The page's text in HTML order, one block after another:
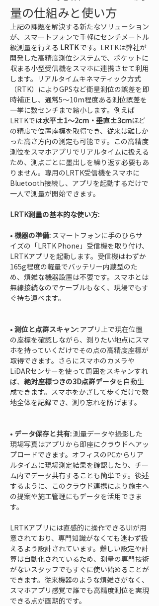
量の仕組みと使い方
上記の課題を解決する新たなソリューション
が、スマートフォンで手軽にセンチメートル
級測量を行える LRTK です。LRTKは弊社が
開発した高精度測位システムで、ポケットに
収まる小型受信機をスマホに連携させて利用
します。リアルタイムキネマティック方式
（RTK）によりGPSなど衛星測位の誤差を即
時補正し、通常5～10m程度ある測位誤差を
一挙に数センチまで縮小します。例えば
LRTKでは水平±1～2cm・垂直±3cmほど
の精度で位置座標を取得でき、従来は難しか
った高さ方向の測定も可能です。この高精度
測位をスマホアプリでリアルタイムに扱える
ため、測点ごとに墨出しを繰り返す必要もあ
りません。専用のLRTK受信機をスマホに
Bluetooth接続し、アプリを起動するだけで
一人で測量が開始できます。
LRTK測量の基本的な使い方:
• 機器の準備: スマートフォンに手のひらサ
イズの「LRTK Phone」受信機を取り付け、
LRTKアプリを起動します。受信機はわずか
165g程度の軽量でバッテリー内蔵型のた
め、煩雑な機器設置は不要です。スマホとは
無線接続なのでケーブルもなく、現場でもす
ぐ持ち運べます。
• 測位と点群スキャン: アプリ上で現在位置
の座標を確認しながら、測りたい地点にスマ
ホを持っていくだけでその点の高精度座標が
取得できます。さらにスマホのカメラや
LiDARセンサーを使って周囲をスキャンすれ
ば、 絶対座標つきの3D点群データを自動生
成できます。スマホをかざして歩くだけで敷
地全体を記録でき、測り忘れを防げます。
• データ保存と共有: 測量データや撮影した
現場写真はアプリから即座にクラウドへアッ
プロードできます。オフィスのPCからリア
ルタイムに現場測定結果を確認したり、チー
ム内でデータ共有することも簡単です。後述
するように、このクラウド連携により施主へ
の提案や施工管理にもデータを活用できま
す。
LRTKアプリには直感的に操作できるUIが用
意されており、専門知識がなくても迷わず扱
えるよう設計されています。難しい設定や計
算は自動化されているため、測量の専門技術
がないスタッフでもすぐに使い始めることが
できます。従来機器のような煩雑さがなく、
スマホアプリ感覚で誰でも高精度測位を実現
できる点が画期的です。